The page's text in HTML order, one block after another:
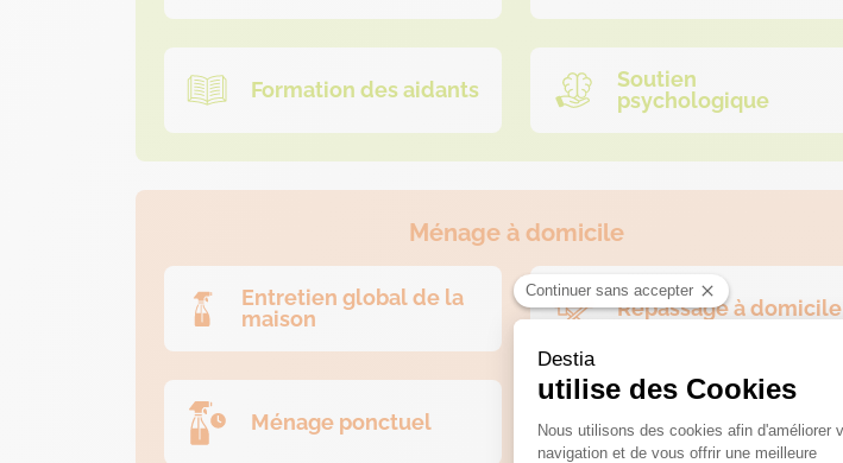
Formation des aidants
Soutien
psychologique
Ménage à domicile
Entretien global de la
maison
Repassage à domicile
Ménage ponctuel Nettoyage des vitres